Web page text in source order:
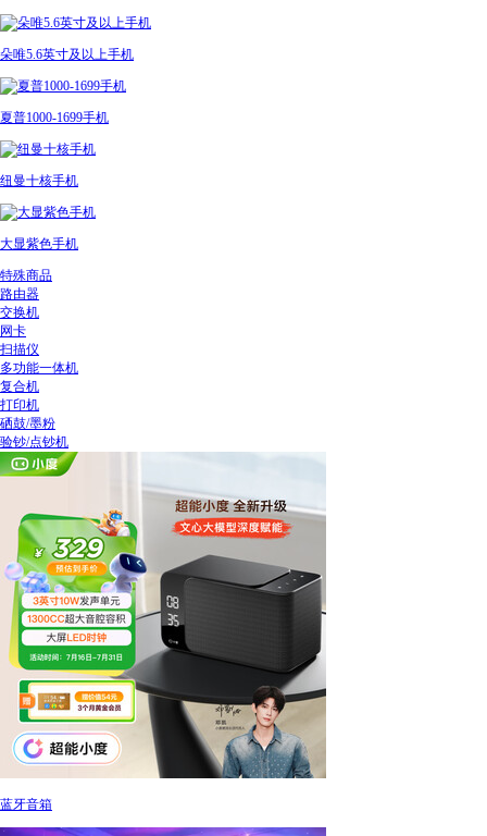
朵唯5.6英寸及以上手机
夏普1000-1699手机
纽曼十核手机
大显紫色手机
特殊商品
路由器
交换机
网卡
扫描仪
多功能一体机
复合机
打印机
硒鼓/墨粉
验钞/点钞机
蓝牙音箱